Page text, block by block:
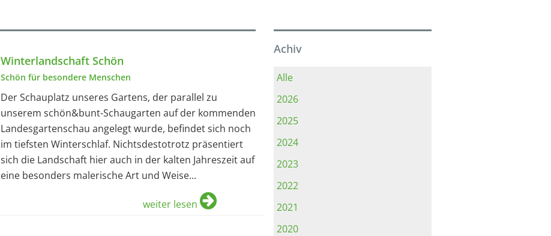
Achiv
Alle
2026
2025
2024
2023
2022
2021
2020
Winterlandschaft Schön
Schön für besondere Menschen
Der Schauplatz unseres Gartens, der parallel zu
unserem schön&bunt-Schaugarten auf der kommenden
Landesgartenschau angelegt wurde, befindet sich noch
im tiefsten Winterschlaf. Nichtsdestotrotz präsentiert
sich die Landschaft hier auch in der kalten Jahreszeit auf
eine besonders malerische Art und Weise...
weiter lesen